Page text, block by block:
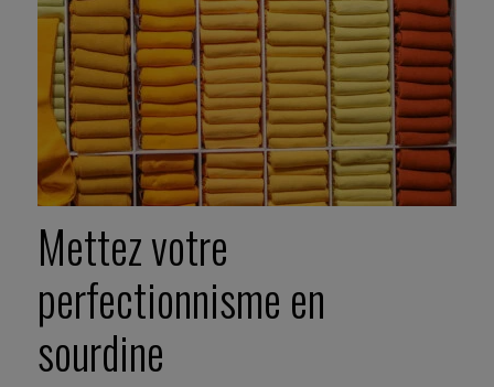
Mettez votre
perfectionnisme en
sourdine